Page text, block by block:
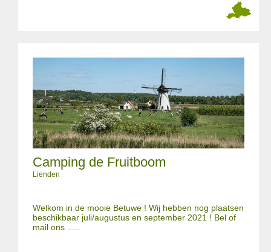
Camping de Fruitboom
Lienden
Welkom in de mooie Betuwe ! Wij hebben nog plaatsen
beschikbaar juli/augustus en september 2021 ! Bel of
mail ons .....